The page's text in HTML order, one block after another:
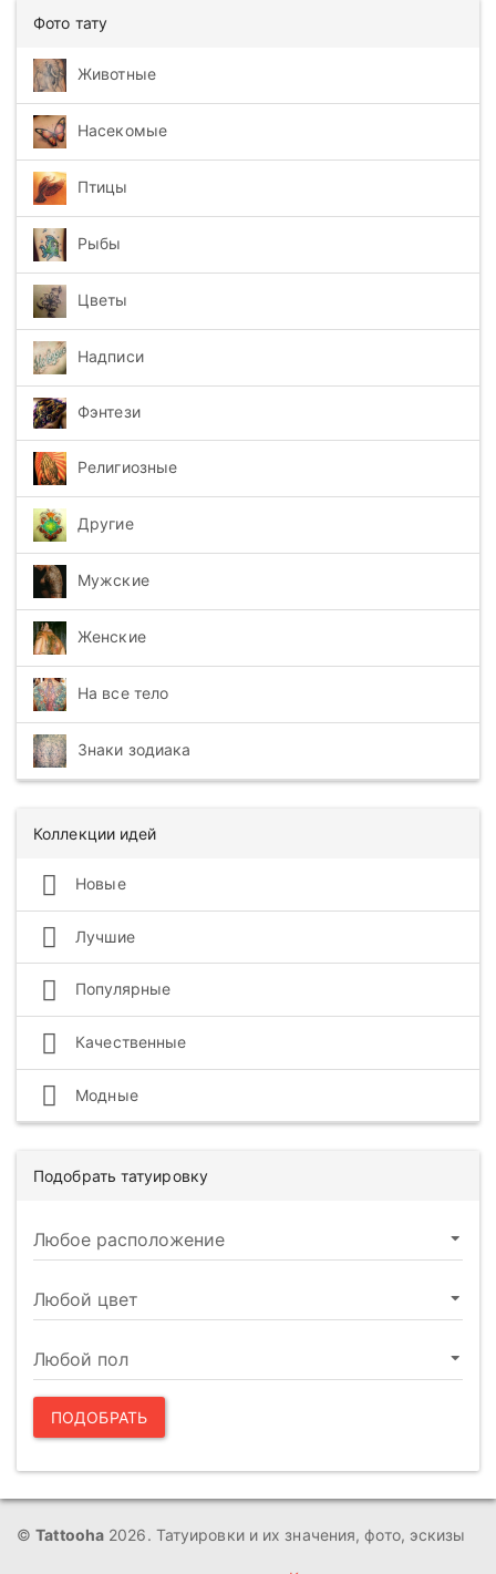
Фото тату
Животные
Насекомые
Птицы
Рыбы
Цветы
Надписи
Фэнтези
Религиозные
Другие
Мужские
Женские
На все тело
Знаки зодиака
Коллекции идей
Новые
Лучшие
Популярные
Качественные
Модные
Подобрать татуировку
ПОДОБРАТЬ
©Tattooha 2026. Татуировки и их значения, фото, эскизы